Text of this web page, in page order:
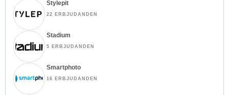
Stylepit
22 ERBJUDANDEN
Stadium
5 ERBJUDANDEN
Smartphoto
16 ERBJUDANDEN